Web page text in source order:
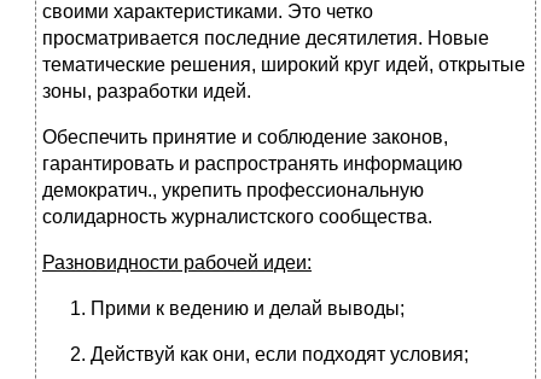
своими характеристиками. Это четко
просматривается последние десятилетия. Новые
тематические решения, широкий круг идей, открытые
зоны, разработки идей.
Обеспечить принятие и соблюдение законов,
гарантировать и распространять информацию
демократич., укрепить профессиональную
солидарность журналистского сообщества.
Разновидности рабочей идеи:
Прими к ведению и делай выводы;
Действуй как они, если подходят условия;